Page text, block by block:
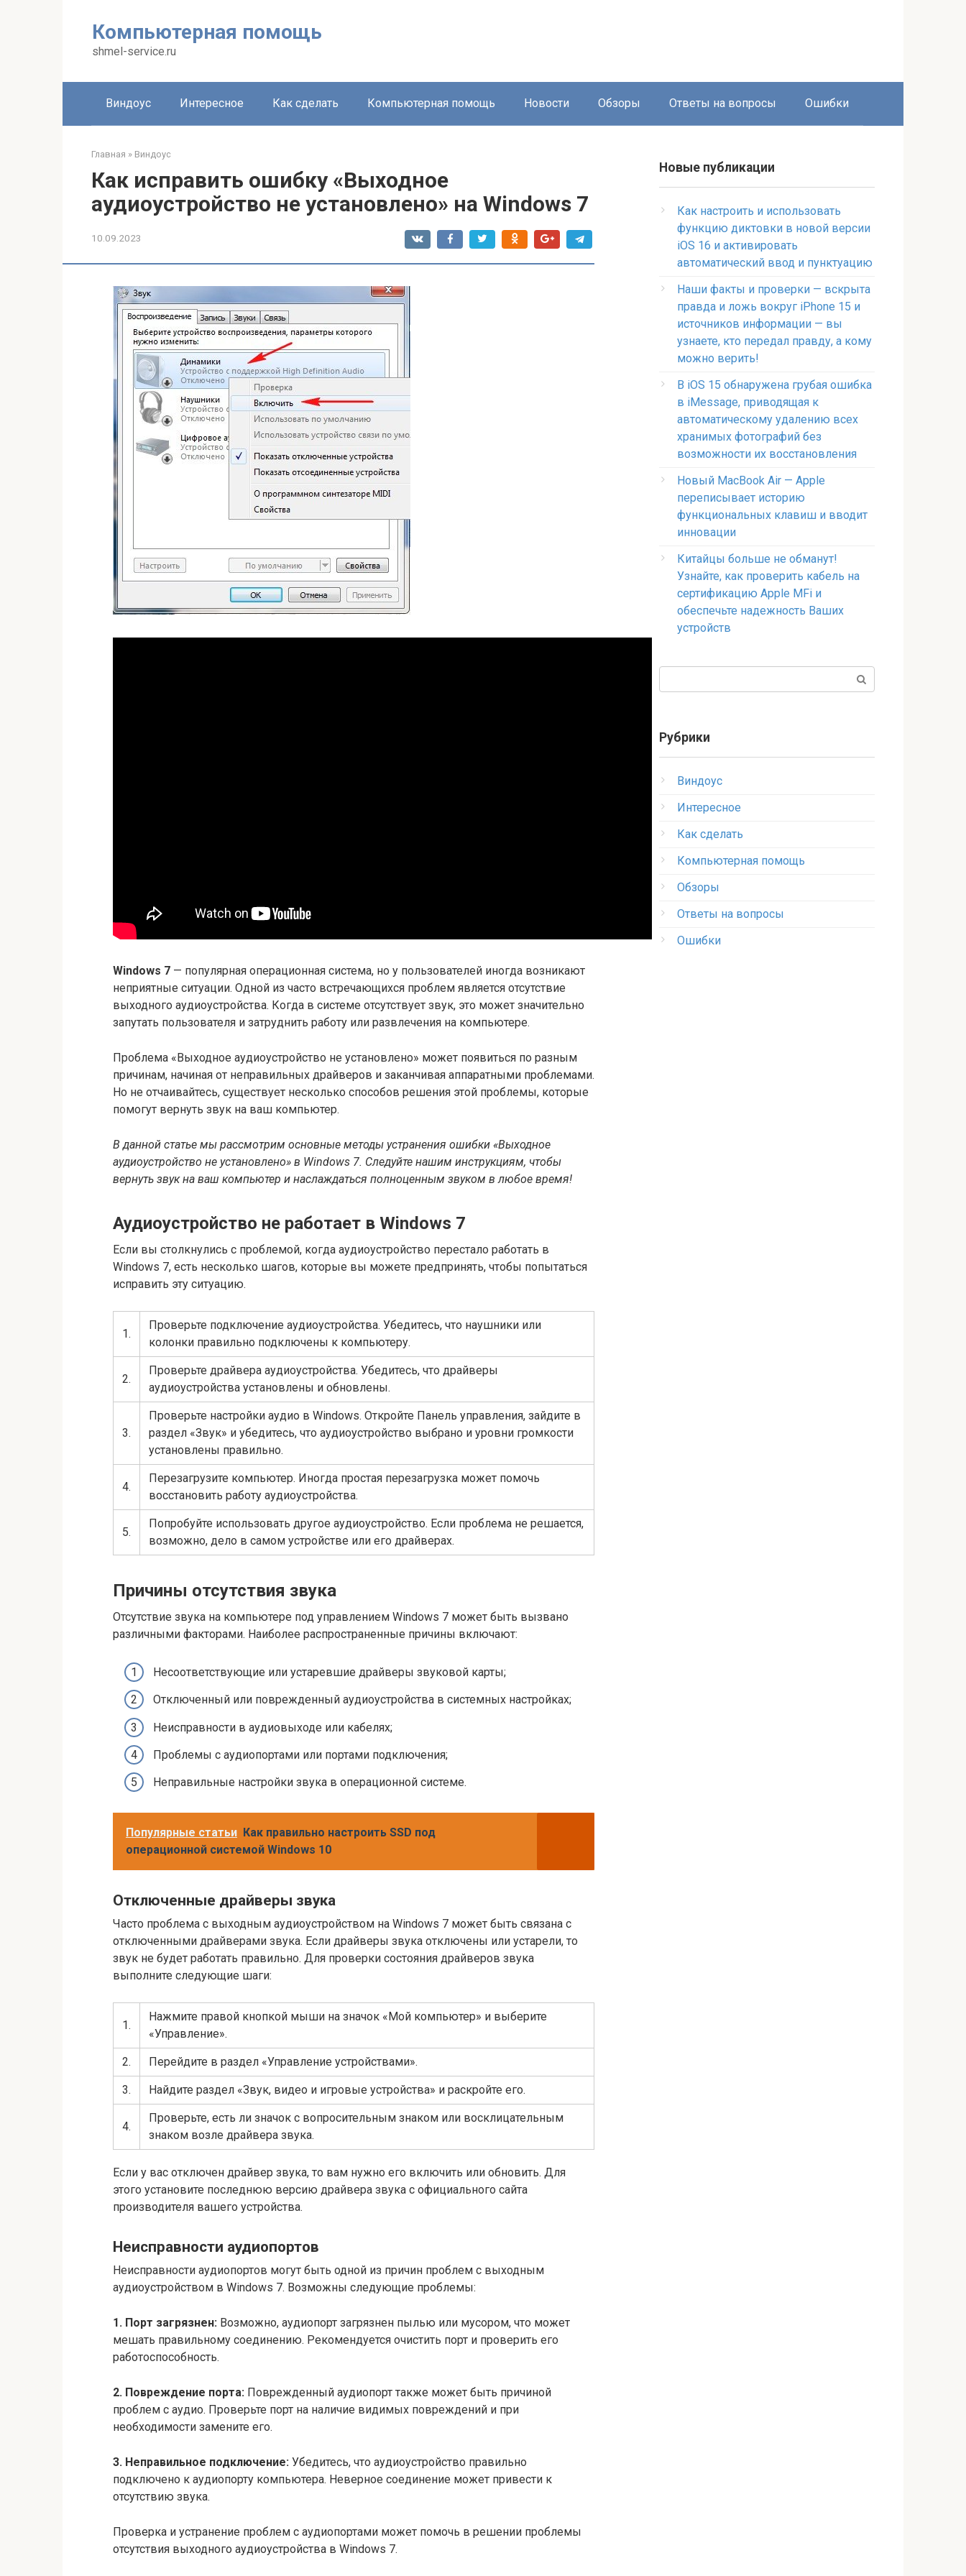
Компьютерная помощь
shmel-service.ru
Виндоус Интересное Как сделать Компьютерная помощь Новости Обзоры Ответы на вопросы Ошибки
Главная » Виндоус
Как исправить ошибку «Выходное
аудиоустройство не установлено» на Windows 7
10.09.2023
Windows 7 — популярная операционная система, но у пользователей иногда возникают
неприятные ситуации. Одной из часто встречающихся проблем является отсутствие
выходного аудиоустройства. Когда в системе отсутствует звук, это может значительно
запутать пользователя и затруднить работу или развлечения на компьютере.
Проблема «Выходное аудиоустройство не установлено» может появиться по разным
причинам, начиная от неправильных драйверов и заканчивая аппаратными проблемами.
Но не отчаивайтесь, существует несколько способов решения этой проблемы, которые
помогут вернуть звук на ваш компьютер.
В данной статье мы рассмотрим основные методы устранения ошибки «Выходное
аудиоустройство не установлено» в Windows 7. Следуйте нашим инструкциям, чтобы
вернуть звук на ваш компьютер и наслаждаться полноценным звуком в любое время!
Аудиоустройство не работает в Windows 7
Если вы столкнулись с проблемой, когда аудиоустройство перестало работать в
Windows 7, есть несколько шагов, которые вы можете предпринять, чтобы попытаться
исправить эту ситуацию.
1.
Проверьте подключение аудиоустройства. Убедитесь, что наушники или
колонки правильно подключены к компьютеру.
2.
Проверьте драйвера аудиоустройства. Убедитесь, что драйверы
аудиоустройства установлены и обновлены.
3.
Проверьте настройки аудио в Windows. Откройте Панель управления, зайдите в
раздел «Звук» и убедитесь, что аудиоустройство выбрано и уровни громкости
установлены правильно.
4.
Перезагрузите компьютер. Иногда простая перезагрузка может помочь
восстановить работу аудиоустройства.
5.
Попробуйте использовать другое аудиоустройство. Если проблема не решается,
возможно, дело в самом устройстве или его драйверах.
Причины отсутствия звука
Отсутствие звука на компьютере под управлением Windows 7 может быть вызвано
различными факторами. Наиболее распространенные причины включают:
Несоответствующие или устаревшие драйверы звуковой карты;
Отключенный или поврежденный аудиоустройства в системных настройках;
Неисправности в аудиовыходе или кабелях;
Проблемы с аудиопортами или портами подключения;
Неправильные настройки звука в операционной системе.
Популярные статьи Как правильно настроить SSD под
операционной системой Windows 10
Отключенные драйверы звука
Часто проблема с выходным аудиоустройством на Windows 7 может быть связана с
отключенными драйверами звука. Если драйверы звука отключены или устарели, то
звук не будет работать правильно. Для проверки состояния драйверов звука
выполните следующие шаги:
1.
Нажмите правой кнопкой мыши на значок «Мой компьютер» и выберите
«Управление».
2. Перейдите в раздел «Управление устройствами».
3. Найдите раздел «Звук, видео и игровые устройства» и раскройте его.
4.
Проверьте, есть ли значок с вопросительным знаком или восклицательным
знаком возле драйвера звука.
Если у вас отключен драйвер звука, то вам нужно его включить или обновить. Для
этого установите последнюю версию драйвера звука с официального сайта
производителя вашего устройства.
Неисправности аудиопортов
Неисправности аудиопортов могут быть одной из причин проблем с выходным
аудиоустройством в Windows 7. Возможны следующие проблемы:
1. Порт загрязнен: Возможно, аудиопорт загрязнен пылью или мусором, что может
мешать правильному соединению. Рекомендуется очистить порт и проверить его
работоспособность.
2. Повреждение порта: Поврежденный аудиопорт также может быть причиной
проблем с аудио. Проверьте порт на наличие видимых повреждений и при
необходимости замените его.
3. Неправильное подключение: Убедитесь, что аудиоустройство правильно
подключено к аудиопорту компьютера. Неверное соединение может привести к
отсутствию звука.
Проверка и устранение проблем с аудиопортами может помочь в решении проблемы
отсутствия выходного аудиоустройства в Windows 7.
Новые публикации
Как настроить и использовать
функцию диктовки в новой версии
iOS 16 и активировать
автоматический ввод и пунктуацию
Наши факты и проверки — вскрыта
правда и ложь вокруг iPhone 15 и
источников информации — вы
узнаете, кто передал правду, а кому
можно верить!
В iOS 15 обнаружена грубая ошибка
в iMessage, приводящая к
автоматическому удалению всех
хранимых фотографий без
возможности их восстановления
Новый MacBook Air — Apple
переписывает историю
функциональных клавиш и вводит
инновации
Китайцы больше не обманут!
Узнайте, как проверить кабель на
сертификацию Apple MFi и
обеспечьте надежность Ваших
устройств
Рубрики
Виндоус
Интересное
Как сделать
Компьютерная помощь
Обзоры
Ответы на вопросы
Ошибки